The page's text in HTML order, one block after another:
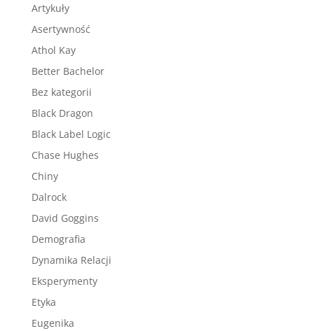
Artykuły
Asertywność
Athol Kay
Better Bachelor
Bez kategorii
Black Dragon
Black Label Logic
Chase Hughes
Chiny
Dalrock
David Goggins
Demografia
Dynamika Relacji
Eksperymenty
Etyka
Eugenika